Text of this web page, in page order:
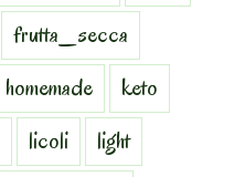
frutta_secca
homemade
keto
licoli
light